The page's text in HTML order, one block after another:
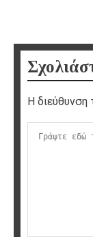
Η διεύθυνση